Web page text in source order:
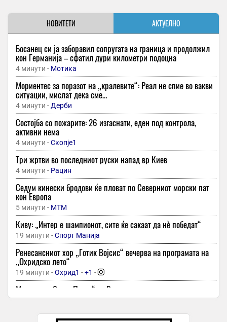
НОВИТЕТИ АКТУЕЛНО
Босанец си ја заборавил сопругата на граница и продолжил
кон Германија – сфатил дури километри подоцна
4 минути - Мотика
Мориентес за поразот на „кралевите“: Реал не спие во вакви
ситуации, мислат дека сме…
4 минути - Дерби
Состојба со пожарите: 26 изгаснати, еден под контрола,
активни нема
4 минути -Скопје1
Три жртви во последниот руски напад вр Киев
4 минути - Рацин
Седум кинески бродови ќе пловат по Северниот морски пат
кон Европа
5 минути - МТМ
Киву: „Интер е шампионот, сите ќе сакаат да нѐ победат“
19 минути -Спорт Манија
Ренесансниот хор „Готик Војсис“ вечерва на програмата на
„Охридско лето“
19 минути -Охрид1 -+1 -
Манастир „Света Петка“ во Велгошти, оаза на нашето
духовно и културно богатство